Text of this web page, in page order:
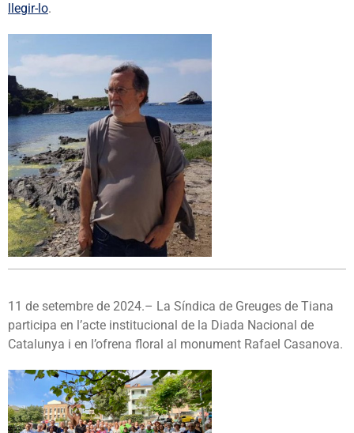
llegir-lo.
11 de setembre de 2024.– La Síndica de Greuges de Tiana
participa en l’acte institucional de la Diada Nacional de
Catalunya i en l’ofrena floral al monument Rafael Casanova.